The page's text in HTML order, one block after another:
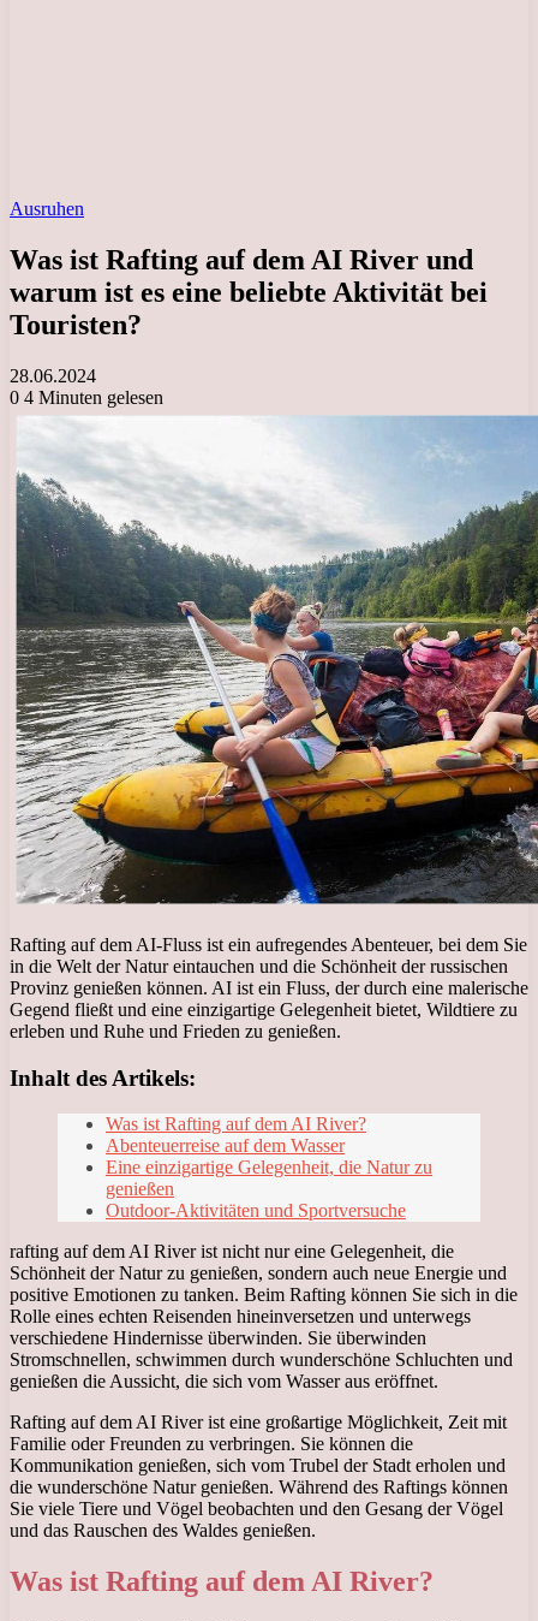
Ausruhen
Was ist Rafting auf dem AI River und
warum ist es eine beliebte Aktivität bei
Touristen?
28.06.2024
0 4 Minuten gelesen
Rafting auf dem AI-Fluss ist ein aufregendes Abenteuer, bei dem Sie
in die Welt der Natur eintauchen und die Schönheit der russischen
Provinz genießen können. AI ist ein Fluss, der durch eine malerische
Gegend fließt und eine einzigartige Gelegenheit bietet, Wildtiere zu
erleben und Ruhe und Frieden zu genießen.
Inhalt des Artikels:
Was ist Rafting auf dem AI River?
Abenteuerreise auf dem Wasser
Eine einzigartige Gelegenheit, die Natur zu
genießen
Outdoor-Aktivitäten und Sportversuche
rafting auf dem AI River ist nicht nur eine Gelegenheit, die
Schönheit der Natur zu genießen, sondern auch neue Energie und
positive Emotionen zu tanken. Beim Rafting können Sie sich in die
Rolle eines echten Reisenden hineinversetzen und unterwegs
verschiedene Hindernisse überwinden. Sie überwinden
Stromschnellen, schwimmen durch wunderschöne Schluchten und
genießen die Aussicht, die sich vom Wasser aus eröffnet.
Rafting auf dem AI River ist eine großartige Möglichkeit, Zeit mit
Familie oder Freunden zu verbringen. Sie können die
Kommunikation genießen, sich vom Trubel der Stadt erholen und
die wunderschöne Natur genießen. Während des Raftings können
Sie viele Tiere und Vögel beobachten und den Gesang der Vögel
und das Rauschen des Waldes genießen.
Was ist Rafting auf dem AI River?